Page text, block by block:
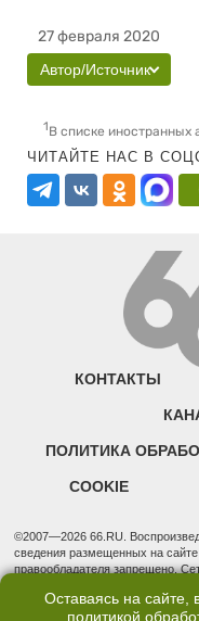
27 февраля 2020
Автор/Источник
1В списке
ЧИТАЙТЕ НАС В
КОНТАКТЫ
ПОЛИТИКА
COOKIE
©2007—2026 66.RU.
сведения размещенных на
правообладателя запрещено.
надзору в сфере связи,
(Роскомнадзор).
Оставаясь на сайте,
политикой